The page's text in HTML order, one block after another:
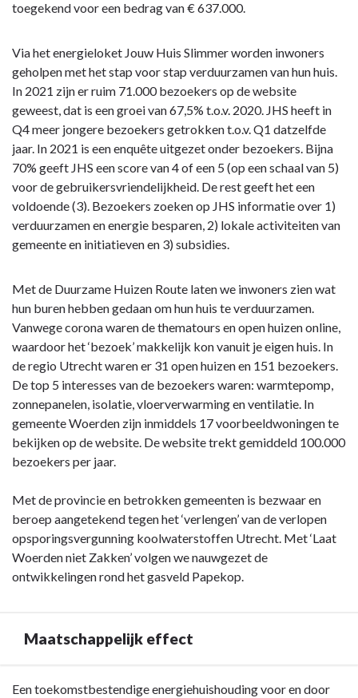
toegekend voor een bedrag van € 637.000.
Via het energieloket Jouw Huis Slimmer worden inwoners
geholpen met het stap voor stap verduurzamen van hun huis.
In 2021 zijn er ruim 71.000 bezoekers op de website
geweest, dat is een groei van 67,5% t.o.v. 2020. JHS heeft in
Q4 meer jongere bezoekers getrokken t.o.v. Q1 datzelfde
jaar. In 2021 is een enquête uitgezet onder bezoekers. Bijna
70% geeft JHS een score van 4 of een 5 (op een schaal van 5)
voor de gebruikersvriendelijkheid. De rest geeft het een
voldoende (3). Bezoekers zoeken op JHS informatie over 1)
verduurzamen en energie besparen, 2) lokale activiteiten van
gemeente en initiatieven en 3) subsidies.
Met de Duurzame Huizen Route laten we inwoners zien wat
hun buren hebben gedaan om hun huis te verduurzamen.
Vanwege corona waren de thematours en open huizen online,
waardoor het ‘bezoek’ makkelijk kon vanuit je eigen huis. In
de regio Utrecht waren er 31 open huizen en 151 bezoekers.
De top 5 interesses van de bezoekers waren: warmtepomp,
zonnepanelen, isolatie, vloerverwarming en ventilatie. In
gemeente Woerden zijn inmiddels 17 voorbeeldwoningen te
bekijken op de website. De website trekt gemiddeld 100.000
bezoekers per jaar.
Met de provincie en betrokken gemeenten is bezwaar en
beroep aangetekend tegen het ‘verlengen’ van de verlopen
opsporingsvergunning koolwaterstoffen Utrecht. Met ‘Laat
Woerden niet Zakken’ volgen we nauwgezet de
ontwikkelingen rond het gasveld Papekop.
Maatschappelijk effect
Terug
Een toekomstbestendige energiehuishouding voor en door